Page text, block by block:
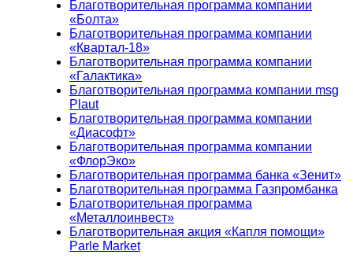
Благотворительная программа компании
«Болта»
Благотворительная программа компании
«Квартал-18»
Благотворительная программа компании
«Галактика»
Благотворительная программа компании msg
Plaut
Благотворительная программа компании
«Диасофт»
Благотворительная программа компании
«ФлорЭко»
Благотворительная программа банка «Зенит»
Благотворительная программа Газпромбанка
Благотворительная программа
«Металлоинвест»
Благотворительная акция «Капля помощи»
Parle Market